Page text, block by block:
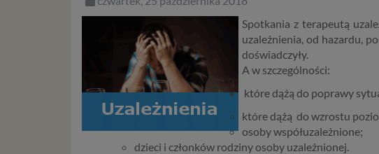
Spotkania z terapeutą
uzależnienia, od hazardu,
doświadczyły.
A w szczególności:
które dążą do poprawy
które dążą do wzrostu
osoby współuzależnione;
dzieci i członków rodziny osoby uzależnionej.